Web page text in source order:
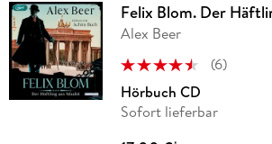
Felix Blom. Der
Alex Beer
(6)
Hörbuch CD
Sofort lieferbar